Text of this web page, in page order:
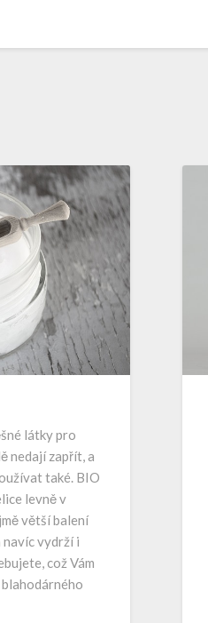
látky pro
nedají zapřít, a
také. BIO
levně v
větší balení
vydrží i
což Vám